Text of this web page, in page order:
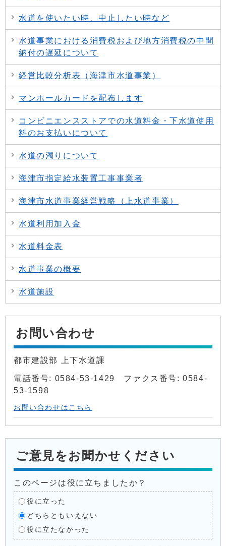
水道を使いたい時、中止したい時など
水道事業における消費税および地方消費税の中間
納付の遅延について
経営比較分析表（海津市水道事業）
マンホールカードを配布します
コンビニエンスストアでの水道料金・下水道使用
料のお支払いについて
水道の濁りについて
海津市指定給水装置工事事業者
海津市水道事業経営戦略（上水道事業）
水道利用加入金
水道料金表
水道事業の概要
水道施設
お問い合わせ
都市建設部 上下水道課
電話番号: 0584-53-1429 ファクス番号: 0584-
53-1598
お問い合わせはこちら
ご意見をお聞かせください
このページは役に立ちましたか？
役に立った
どちらともいえない
役に立たなかった